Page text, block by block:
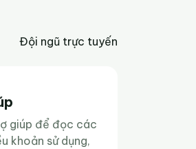
Đội ngũ trực tuyến
giúp để đọc các
khoản sử dụng,